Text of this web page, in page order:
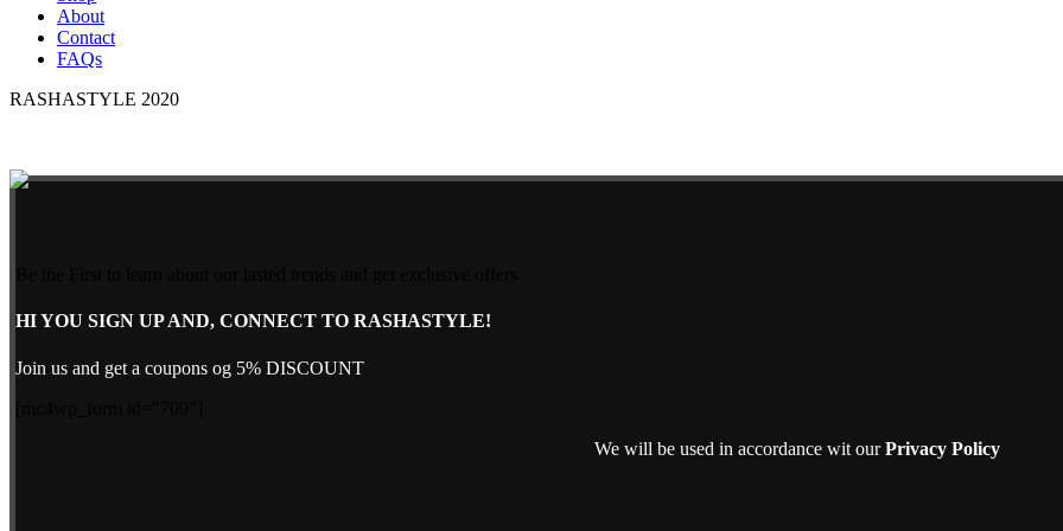
About
Contact
FAQs
RASHASTYLE 2020
HI YOU SIGN UP AND, CONNECT TO RASHASTYLE!
Join us and get a coupons og 5% DISCOUNT
We will be used in accordance wit ourPrivacy Policy